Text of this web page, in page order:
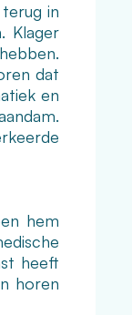
in
Klager
dat
en
hem
heeft
horen